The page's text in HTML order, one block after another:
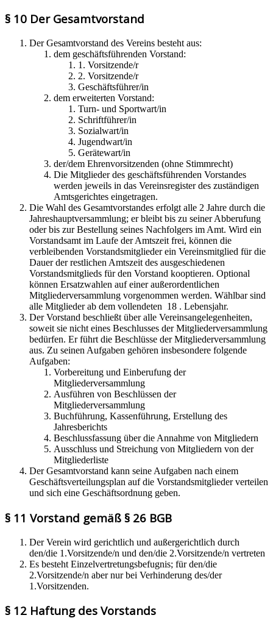
§ 10 Der Gesamtvorstand
Der Gesamtvorstand des Vereins besteht aus:
dem geschäftsführenden Vorstand:
1. Vorsitzende/r
2. Vorsitzende/r
Geschäftsführer/in
dem erweiterten Vorstand:
Turn- und Sportwart/in
Schriftführer/in
Sozialwart/in
Jugendwart/in
Gerätewart/in
der/dem Ehrenvorsitzenden (ohne Stimmrecht)
Die Mitglieder des geschäftsführenden Vorstandes
werden jeweils in das Vereinsregister des zuständigen
Amtsgerichtes eingetragen.
Die Wahl des Gesamtvorstandes erfolgt alle 2 Jahre durch die
Jahreshauptversammlung; er bleibt bis zu seiner Abberufung
oder bis zur Bestellung seines Nachfolgers im Amt. Wird ein
Vorstandsamt im Laufe der Amtszeit frei, können die
verbleibenden Vorstandsmitglieder ein Vereinsmitglied für die
Dauer der restlichen Amtszeit des ausgeschiedenen
Vorstandsmitglieds für den Vorstand kooptieren. Optional
können Ersatzwahlen auf einer außerordentlichen
Mitgliederversammlung vorgenommen werden. Wählbar sind
alle Mitglieder ab dem vollendeten 18 . Lebensjahr.
Der Vorstand beschließt über alle Vereinsangelegenheiten,
soweit sie nicht eines Beschlusses der Mitgliederversammlung
bedürfen. Er führt die Beschlüsse der Mitgliederversammlung
aus. Zu seinen Aufgaben gehören insbesondere folgende
Aufgaben:
Vorbereitung und Einberufung der
Mitgliederversammlung
Ausführen von Beschlüssen der
Mitgliederversammlung
Buchführung, Kassenführung, Erstellung des
Jahresberichts
Beschlussfassung über die Annahme von Mitgliedern
Ausschluss und Streichung von Mitgliedern von der
Mitgliederliste
Der Gesamtvorstand kann seine Aufgaben nach einem
Geschäftsverteilungsplan auf die Vorstandsmitglieder verteilen
und sich eine Geschäftsordnung geben.
§ 11 Vorstand gemäß § 26 BGB
Der Verein wird gerichtlich und außergerichtlich durch
den/die 1.Vorsitzende/n und den/die 2.Vorsitzende/n vertreten
Es besteht Einzelvertretungsbefugnis; für den/die
2.Vorsitzende/n aber nur bei Verhinderung des/der
1.Vorsitzenden.
§ 12 Haftung des Vorstands